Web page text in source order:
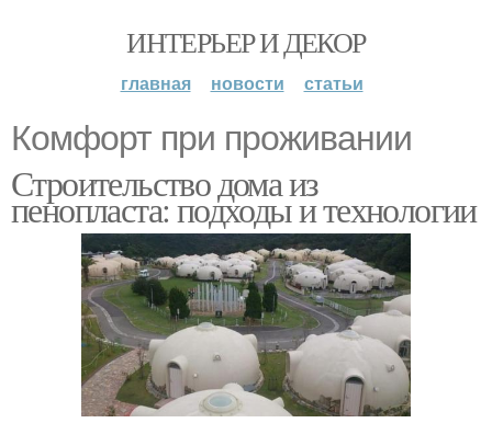
ИНТЕРЬЕР И ДЕКОР
главная новости статьи
Комфорт при проживании
Строительство дома из
пенопласта: подходы и технологии